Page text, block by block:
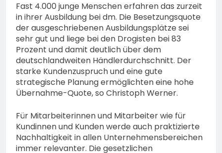
Fast 4.000 junge Menschen erfahren das zurzeit
in ihrer Ausbildung bei dm. Die Besetzungsquote
der ausgeschriebenen Ausbildungsplätze sei
sehr gut und liege bei den Drogisten bei 83
Prozent und damit deutlich über dem
deutschlandweiten Händlerdurchschnitt. Der
starke Kundenzuspruch und eine gute
strategische Planung ermöglichten eine hohe
Übernahme-Quote, so Christoph Werner.
Für Mitarbeiterinnen und Mitarbeiter wie für
Kundinnen und Kunden werde auch praktizierte
Nachhaltigkeit in allen Unternehmensbereichen
immer relevanter. Die gesetzlichen